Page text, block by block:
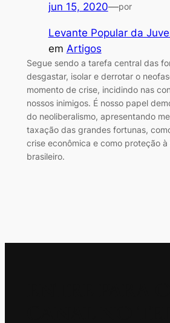
jun 15, 2020—por
Levante Popular da
em Artigos
Segue sendo a tarefa central das
desgastar, isolar e derrotar o
momento de crise, incidindo nas
nossos inimigos. É nosso papel
do neoliberalismo, apresentando
taxação das grandes fortunas,
crise econômica e como proteção
brasileiro.